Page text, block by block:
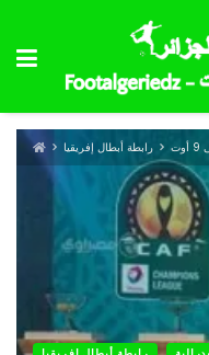
رابطة أبطال إفريقيا